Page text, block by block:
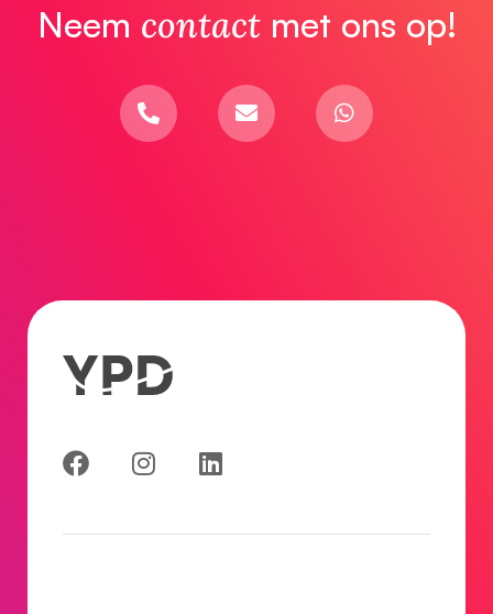
Neem contactmet ons op!